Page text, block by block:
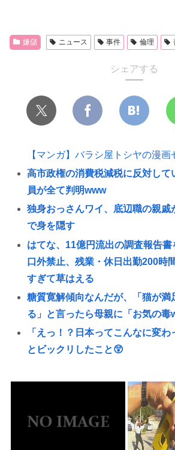
嫌儲 ニュース 事件 倫理
シェアする
【マンガ】バラシ屋トシヤの漫画
高市政権の消費税減税に反対して
員が全て判明www
独身おっさんワイ、底辺職の親戚
で身を隠す
はてな、11億円流出の調査報告書
口外禁止、残業・休日出勤200時
すぎて草はえる
糖質寛解傾向なんだが、「猫が満
る」と言ったら母親に「お気の毒
「えっ！？日本ってこんなに変わ
とビックリしたこと😲
にファン興奮「劇場版にして欲し
赤ちゃん産めなくなったペットシ
ん（6）里親募集されてしまう